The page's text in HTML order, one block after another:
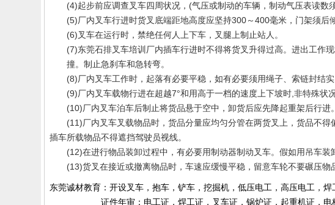
(4)起步前应调查叉车四周状况，(气压或制动的车辆，制动气压表读数
(5)厂内叉车行进时货叉底端距地高度应坚持300～400毫米，门架须后倾
(6)叉车在运行时，禁绝任何人上下车，叉腿上制止站人。
(7)东莞石排叉车培训厂内插车行进时不得将货叉升得过高。进出工作现
撞。制止急刹车和急转弯。
(8)厂内叉车工作时，起落有必要平稳，如有必要须用绳子、索链封结实
(9)厂内叉车载物行进在超越7°和用高于一档的速度上下坡时,非特殊状况
(10)厂内叉车泊车后制止将货品悬于空中，卸货后应先降起重架后行进。
(11)厂内叉车叉载物品时，货品分量应均匀分管在两货叉上，货品不得
插车所载物品不得遮挡驾驶员视线。
(12)在进行物品装卸过程中，有必要用制动器制动叉车。假如用吊车装
(13)货叉在接近或撤离物品时，车速应缓慢平稳，留意车轮不要碾压物
东莞诚材教育：开设叉车，抱车，铲车，挖掘机，低压电工，高压电工，
证件年审：电工证，焊工证，叉车证，锅炉证，起重机证，电梯